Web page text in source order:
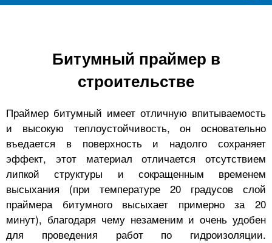
Битумный праймер в
строительстве
Праймер битумный имеет отличную впитываемость
и высокую теплоустойчивость, он основательно
въедается в поверхность и надолго сохраняет
эффект, этот материал отличается отсутствием
липкой структуры и сокращенным временем
высыхания (при температуре 20 градусов слой
праймера битумного высыхает примерно за 20
минут), благодаря чему незаменим и очень удобен
для проведения работ по гидроизоляции.